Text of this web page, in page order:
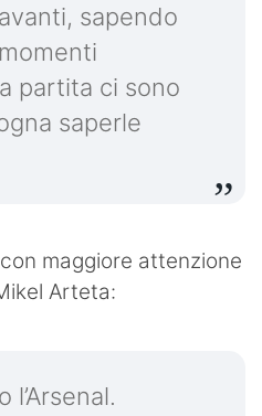
sapendo
partita ci sono
saperle
maggiore attenzione
Arteta:
l’Arsenal.